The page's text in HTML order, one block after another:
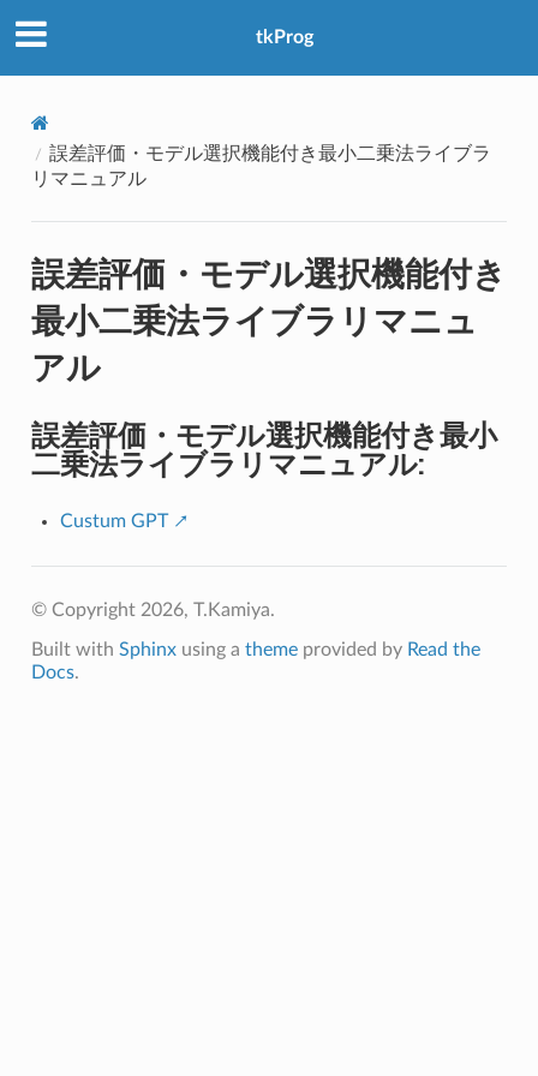
tkProg
誤差評価・モデル選択機能付き最小二乗法ライブラ
リマニュアル
誤差評価・モデル選択機能付き
最小二乗法ライブラリマニュ
アル
誤差評価・モデル選択機能付き最小
二乗法ライブラリマニュアル:
Custum GPT
© Copyright 2026, T.Kamiya.
Built with Sphinxusing a themeprovided by Read the
Docs.
アクセス数：0